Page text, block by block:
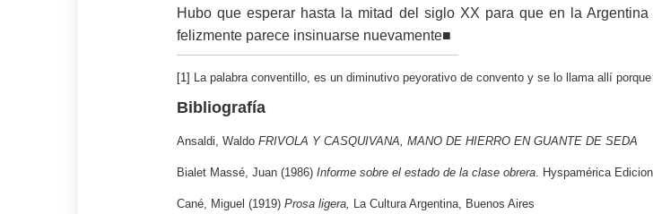
Hubo que esperar hasta la mitad del siglo XX para que en la
felizmente parece insinuarse nuevamente■
[1] La palabra conventillo, es un diminutivo peyorativo de convento y se lo llama allí
Bibliografía
Ansaldi, Waldo FRIVOLA Y CASQUIVANA, MANO DE HIERRO EN GUANTE DE SEDA
Bialet Massé, Juan (1986) Informe sobre el estado de la clase obrera. Hyspamérica
Cané, Miguel (1919) Prosa ligera, La Cultura Argentina, Buenos Aires